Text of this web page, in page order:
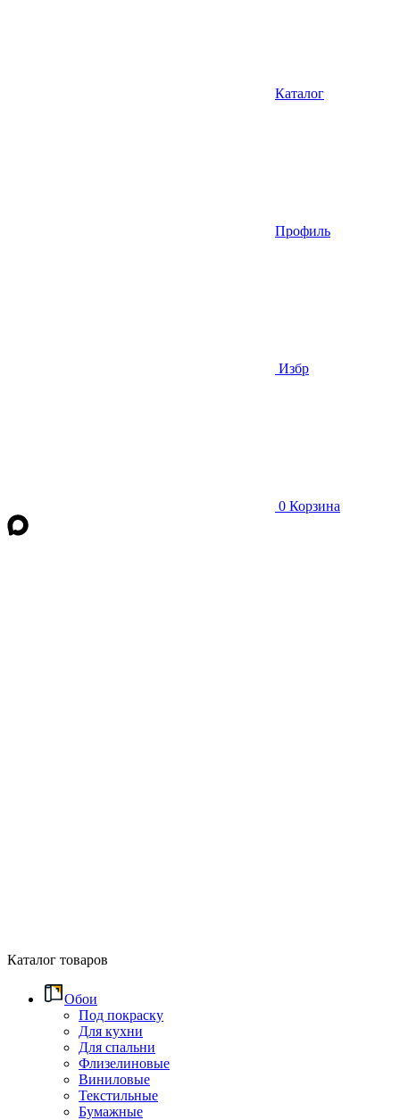
Каталог
Профиль
Избр
0 Корзина
Каталог товаров
Обои
Под покраску
Для кухни
Для спальни
Флизелиновые
Виниловые
Текстильные
Бумажные